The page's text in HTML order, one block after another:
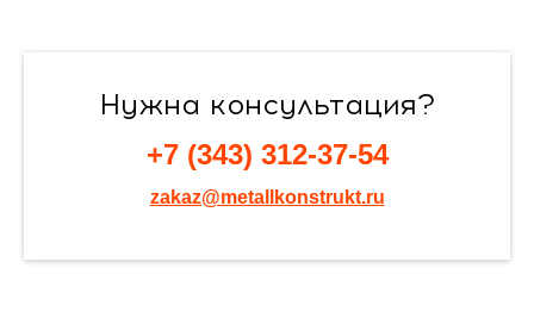
Нужна консультация?
+7 (343) 312-37-54
zakaz@metallkonstrukt.ru